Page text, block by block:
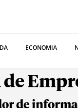
ECONOMIA
de
de